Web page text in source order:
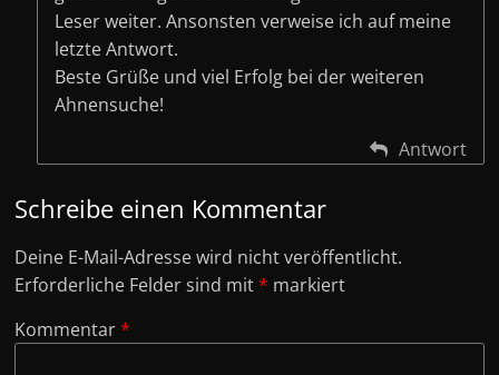
Leser weiter. Ansonsten verweise ich auf meine
letzte Antwort.
Beste Grüße und viel Erfolg bei der weiteren
Ahnensuche!
Antwort
Schreibe einen Kommentar
Deine E-Mail-Adresse wird nicht veröffentlicht.
Erforderliche Felder sind mit* markiert
Kommentar*